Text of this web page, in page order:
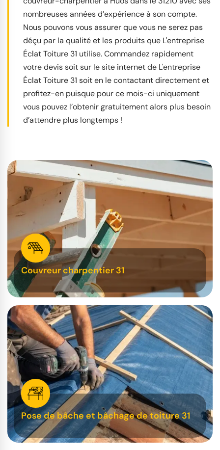
nombreuses années d’expérience à son compte.
Nous pouvons vous assurer que vous ne serez pas
déçu par la qualité et les produits que L'entreprise
Éclat Toiture 31 utilise. Commandez rapidement
votre devis soit sur le site internet de L'entreprise
Éclat Toiture 31 soit en le contactant directement et
profitez-en puisque pour ce mois-ci uniquement
vous pouvez l’obtenir gratuitement alors plus besoin
d’attendre plus longtemps !
Couvreur charpentier 31
Pose de bâche et bâchage de toiture 31